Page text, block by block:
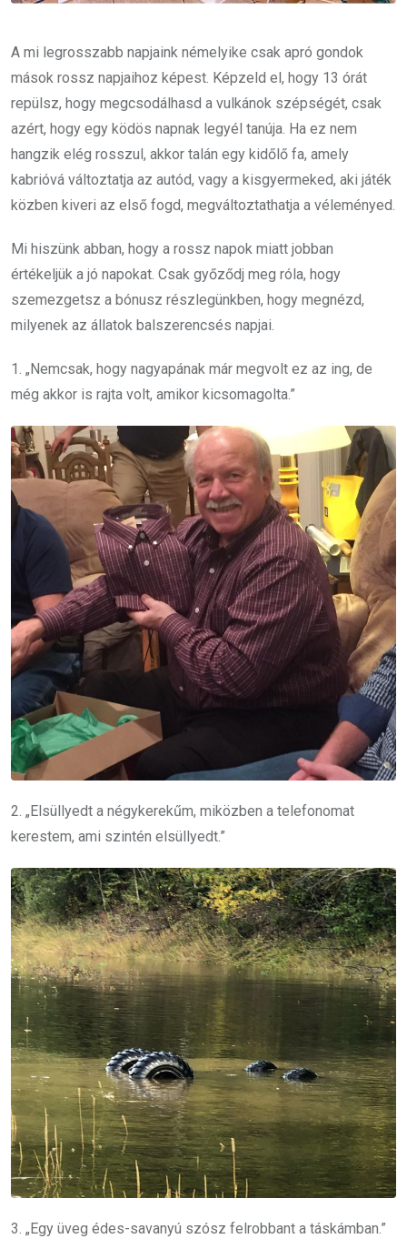
A mi legrosszabb napjaink némelyike csak apró gondok
mások rossz napjaihoz képest. Képzeld el, hogy 13 órát
repülsz, hogy megcsodálhasd a vulkánok szépségét, csak
azért, hogy egy ködös napnak legyél tanúja. Ha ez nem
hangzik elég rosszul, akkor talán egy kidőlő fa, amely
kabrióvá változtatja az autód, vagy a kisgyermeked, aki játék
közben kiveri az első fogd, megváltoztathatja a véleményed.
Mi hiszünk abban, hogy a rossz napok miatt jobban
értékeljük a jó napokat. Csak győződj meg róla, hogy
szemezgetsz a bónusz részlegünkben, hogy megnézd,
milyenek az állatok balszerencsés napjai.
1. „Nemcsak, hogy nagyapának már megvolt ez az ing, de
még akkor is rajta volt, amikor kicsomagolta.”
2. „Elsüllyedt a négykerekűm, miközben a telefonomat
kerestem, ami szintén elsüllyedt.”
3. „Egy üveg édes-savanyú szósz felrobbant a táskámban.”